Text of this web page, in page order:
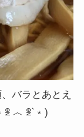
バラとあとえ
︿ ꑓ`﹡)